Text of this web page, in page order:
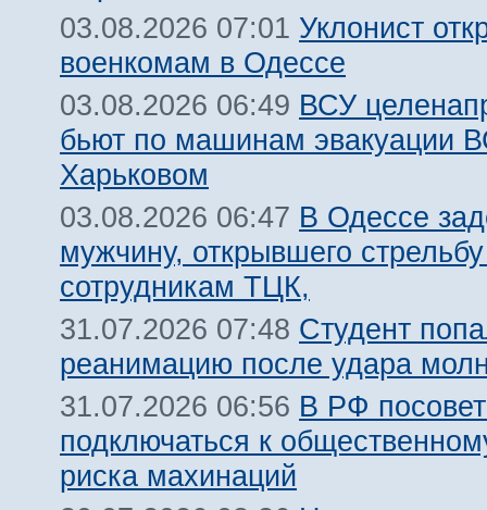
03.08.2026 07:01 Уклонист
военкомам в Одессе
03.08.2026 06:49 ВСУ
бьют по машинам эвакуации
Харьковом
03.08.2026 06:47 В Одессе
мужчину, открывшего
сотрудникам ТЦК,
31.07.2026 07:48 Студент
реанимацию после удара
31.07.2026 06:56 В РФ
подключаться к
риска махинаций